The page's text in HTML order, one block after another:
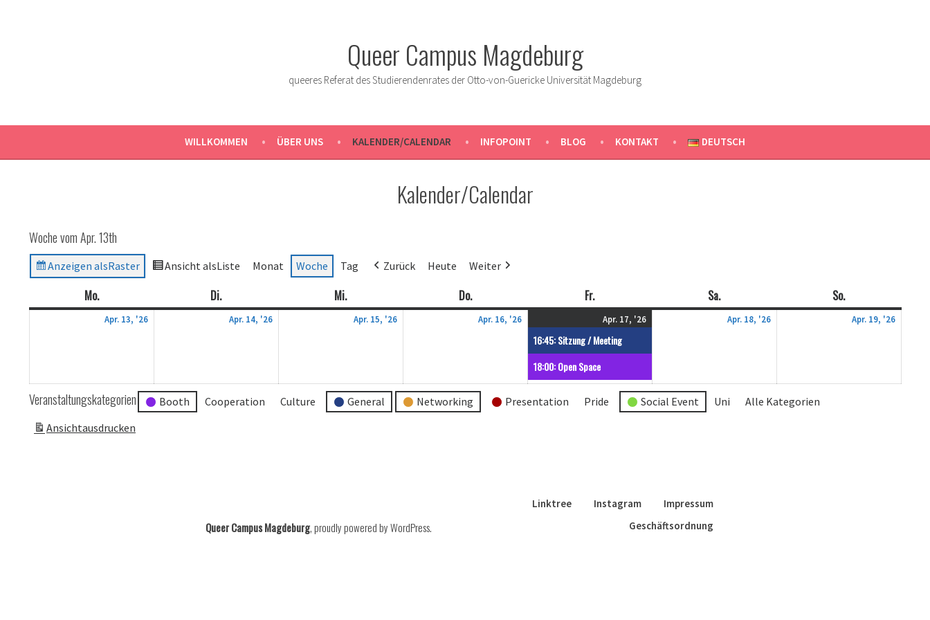
Queer Campus Magdeburg
queeres Referat des Studierendenrates der Otto-von-Guericke Universität Magdeburg
WILLKOMMEN ÜBER UNS KALENDER/CALENDAR INFOPOINT BLOG KONTAKT DEUTSCH
Kalender/Calendar
Woche vom Apr. 13th
Anzeigen alsRaster Ansicht alsListe Monat Woche Tag Zurück Heute Weiter
Mo.Montag Di.Dienstag Mi.Mittwoch Do.Donnerstag Fr.Freitag Sa.Samstag So.Sonntag
Apr. 13, '26 Apr. 14, '26 Apr. 15, '26 Apr. 16, '26
April
2026
Apr. 17, '26
2026
16:45: Sitzung / Meeting
18:00: Open Space
Apr. 18, '26 Apr. 19, '26
Veranstaltungskategorien Booth Cooperation Culture General Networking Presentation Pride Social Event Uni
Alle Kategorien
Ansichtausdrucken
Linktree Instagram
Impressum
Geschäftsordnung
Queer Campus Magdeburg,proudly powered by WordPress.